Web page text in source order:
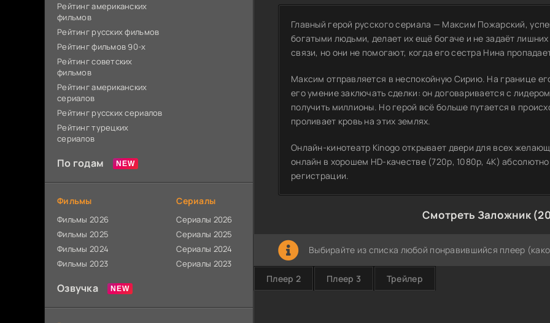
Главный герой русского сериала — Максим Пожарский,
богатыми людьми, делает их ещё богаче и не задаёт
связи, но они не помогают, когда его сестра Нина
Максим отправляется в неспокойную Сирию. На границе
его умение заключать сделки: он договаривается с
получить миллионы. Но герой всё больше путается в
проливает кровь на этих землях.
Онлайн-кинотеатр Kinogo открывает двери для всех
онлайн в хорошем HD-качестве (720p, 1080p, 4K)
регистрации.
Смотреть Заложник
Выбирайте из списка любой понравившийся плеер
Плеер 2 Плеер 3 Трейлер
Рейтинг американских
фильмов
Рейтинг русских фильмов
Рейтинг фильмов 90-х
Рейтинг советских
фильмов
Рейтинг американских
сериалов
Рейтинг русских сериалов
Рейтинг турецких
сериалов
По годам
Фильмы
Фильмы 2026
Фильмы 2025
Фильмы 2024
Фильмы 2023
Сериалы
Сериалы 2026
Сериалы 2025
Сериалы 2024
Сериалы 2023
Озвучка